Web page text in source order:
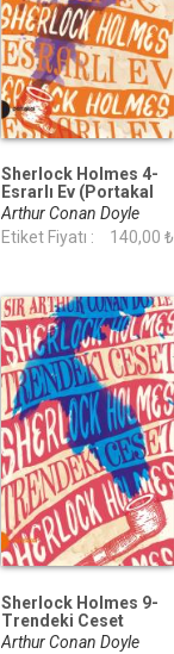
Sherlock Holmes 4-
Esrarlı Ev (Portakal
Kitap)
Arthur Conan Doyle
Etiket Fiyatı :
140,00 ₺
Sherlock Holmes 9-
Trendeki Ceset
(Portakal Kitap)
Arthur Conan Doyle